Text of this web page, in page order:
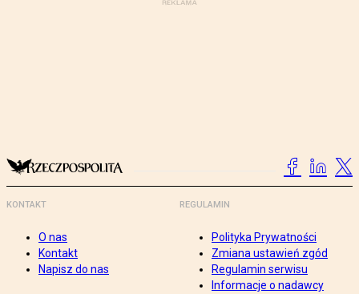
KONTAKT
O nas
Kontakt
Napisz do nas
REGULAMIN
Polityka Prywatności
Zmiana ustawień zgód
Regulamin serwisu
Informacje o nadawcy